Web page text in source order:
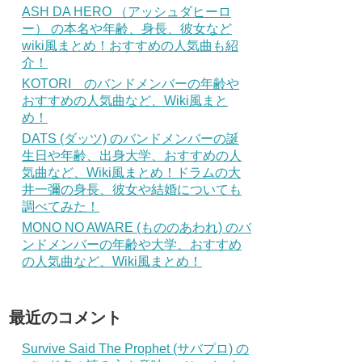
ASH DA HERO （アッシュダヒーロ
ー） の本名や年齢、身長、彼女など
wiki風まとめ！おすすめの人気曲も紹
介！
KOTORI のバンドメンバーの年齢や
おすすめの人気曲など、Wiki風まと
め！
DATS (ダッツ) のバンドメンバーの誕
生日や年齢、出身大学、おすすめの人
気曲など、Wiki風まとめ！ドラムの大
井一彌の身長、彼女や結婚についても
調べてみた！
MONO NO AWARE (もののあわれ) のバ
ンドメンバーの年齢や大学、おすすめ
の人気曲など、Wiki風まとめ！
最近のコメント
Survive Said The Prophet (サバプロ) の